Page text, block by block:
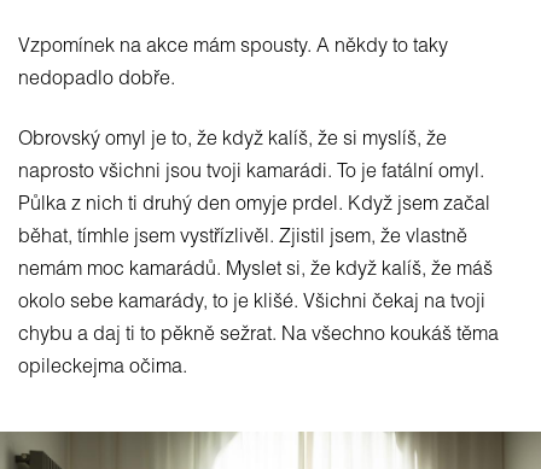
Vzpomínek na akce mám spousty. A někdy to taky
nedopadlo dobře.
Obrovský omyl je to, že když kalíš, že si myslíš, že
naprosto všichni jsou tvoji kamarádi. To je fatální omyl.
Půlka z nich ti druhý den omyje prdel. Když jsem začal
běhat, tímhle jsem vystřízlivěl. Zjistil jsem, že vlastně
nemám moc kamarádů. Myslet si, že když kalíš, že máš
okolo sebe kamarády, to je klišé. Všichni čekaj na tvoji
chybu a daj ti to pěkně sežrat. Na všechno koukáš těma
opileckejma očima.